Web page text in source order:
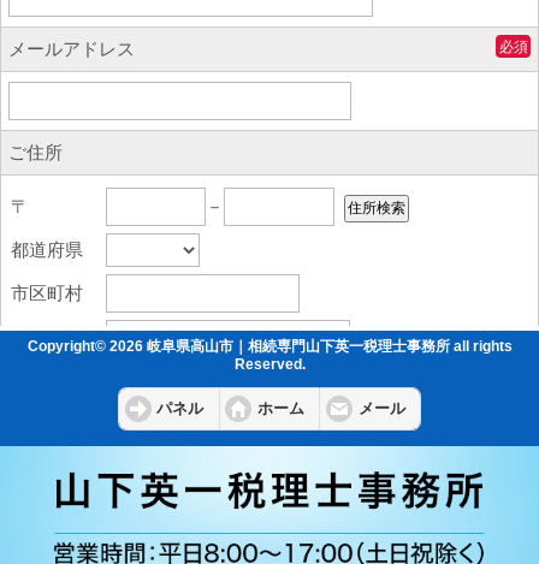
Copyright© 2026 岐阜県高山市｜相続専門山下英一税理士事務所 all rights
Reserved.
パネル ホーム メール